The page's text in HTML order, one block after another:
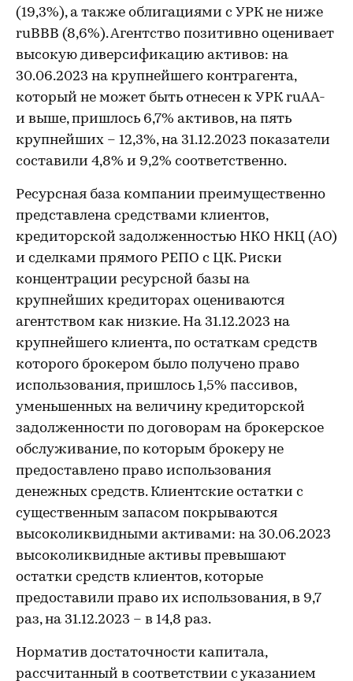
(19,3%), а также облигациями с УРК не ниже
ruВВВ (8,6%). Агентство позитивно оценивает
высокую диверсификацию активов: на
30.06.2023 на крупнейшего контрагента,
который не может быть отнесен к УРК ruAA-
и выше, пришлось 6,7% активов, на пять
крупнейших – 12,3%, на 31.12.2023 показатели
составили 4,8% и 9,2% соответственно.
Ресурсная база компании преимущественно
представлена средствами клиентов,
кредиторской задолженностью НКО НКЦ (АО)
и сделками прямого РЕПО с ЦК. Риски
концентрации ресурсной базы на
крупнейших кредиторах оцениваются
агентством как низкие. На 31.12.2023 на
крупнейшего клиента, по остаткам средств
которого брокером было получено право
использования, пришлось 1,5% пассивов,
уменьшенных на величину кредиторской
задолженности по договорам на брокерское
обслуживание, по которым брокеру не
предоставлено право использования
денежных средств. Клиентские остатки с
существенным запасом покрываются
высоколиквидными активами: на 30.06.2023
высоколиквидные активы превышают
остатки средств клиентов, которые
предоставили право их использования, в 9,7
раз, на 31.12.2023 – в 14,8 раз.
Норматив достаточности капитала,
рассчитанный в соответствии с указанием